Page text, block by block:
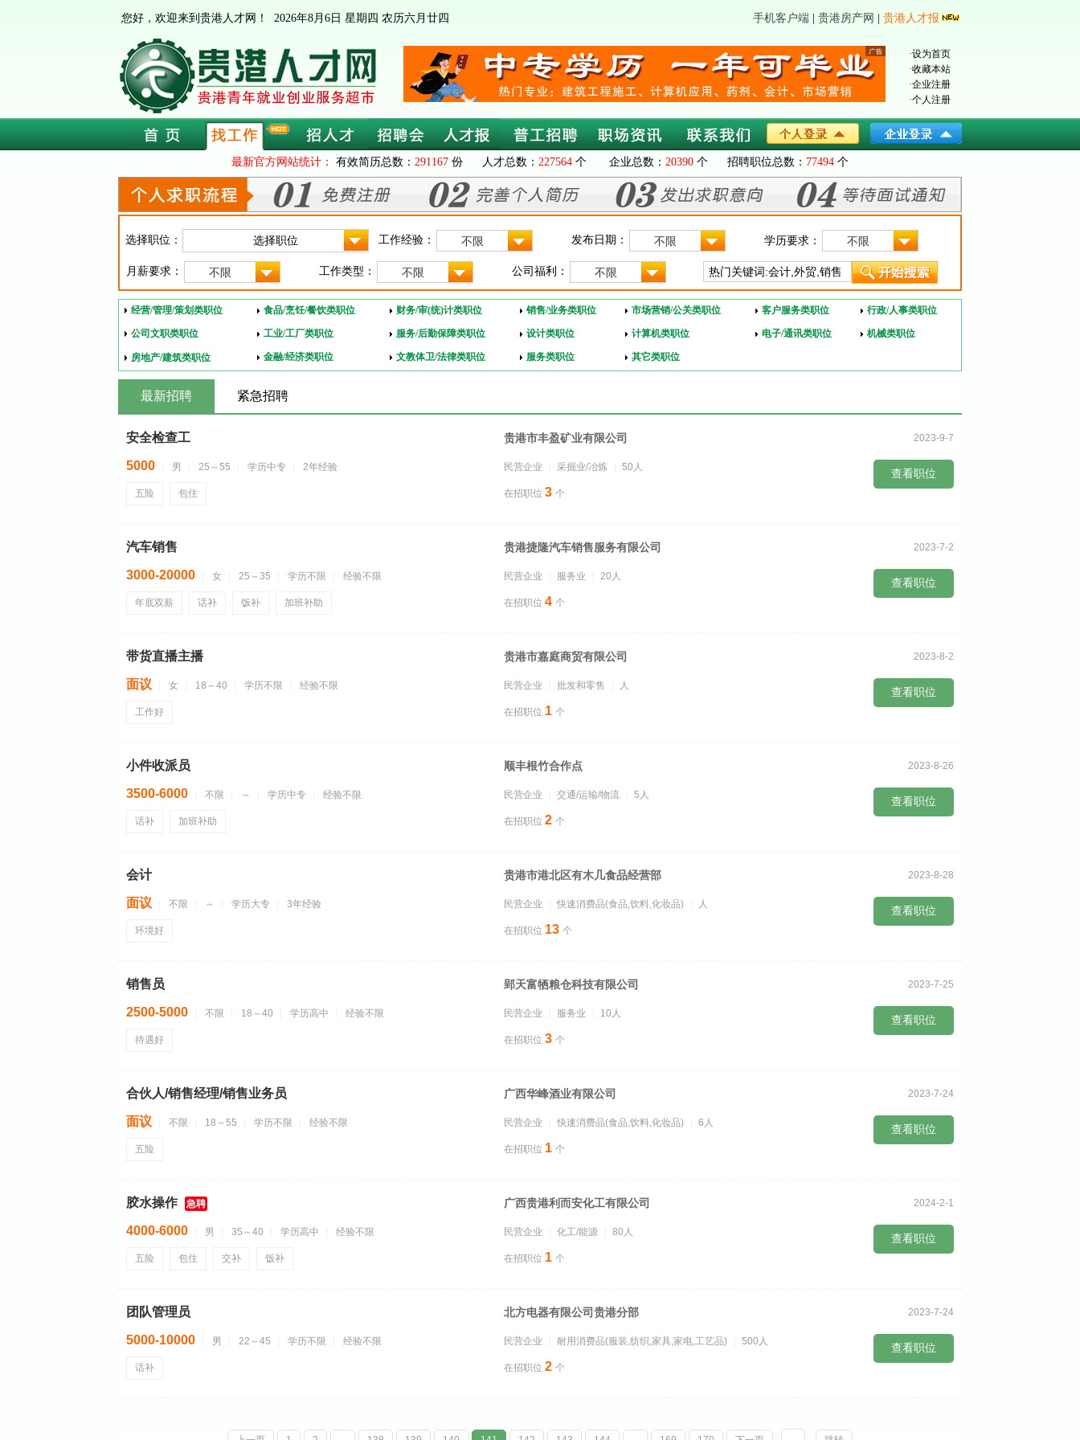
您好，欢迎来到贵港人才网！ 2026年8月6日 星期四 农历六月廿四 手机客户端 贵港房产网 贵港人才报
·设为首页
·收藏本站
·企业注册
·个人注册
最新官方网站统计： 有效简历总数： 291167 份 人才总数： 227564 个 企业总数： 20390 个 招聘职位总数： 77494 个
选择职位： 工作经验： 不限 发布日期： 不限 学历要求： 不限
月薪要求： 不限 工作类型： 不限 公司福利： 不限
经营/管理/策划类职位 食品/烹饪/餐饮类职位 财务/审(统)计类职位 销售/业务类职位 市场营销/公关类职位 客户服务类职位 行政/人事类职位
公司文职类职位 工业/工厂类职位 服务/后勤保障类职位 设计类职位 计算机类职位 电子/通讯类职位 机械类职位
房地产/建筑类职位 金融/经济类职位 文教体卫/法律类职位 服务类职位 其它类职位
最新招聘 紧急招聘
安全检查工
5000 男 25～55 学历中专 2年经验
五险 包住
贵港市丰盈矿业有限公司
民营企业 采掘业/冶炼 50人
在招职位 3 个
2023-9-7
查看职位
汽车销售
3000-20000 女 25～35 学历不限 经验不限
年底双薪 话补 饭补 加班补助
贵港捷隆汽车销售服务有限公司
民营企业 服务业 20人
在招职位 4 个
2023-7-2
查看职位
带货直播主播
面议 女 18～40 学历不限 经验不限
工作好
贵港市嘉庭商贸有限公司
民营企业 批发和零售 人
在招职位 1 个
2023-8-2
查看职位
小件收派员
3500-6000 不限 ～ 学历中专 经验不限
话补 加班补助
顺丰根竹合作点
民营企业 交通/运输/物流 5人
在招职位 2 个
2023-8-26
查看职位
会计
面议 不限 ～ 学历大专 3年经验
环境好
贵港市港北区有木几食品经营部
民营企业 快速消费品(食品,饮料,化妆品) 人
在招职位 13 个
2023-8-28
查看职位
销售员
2500-5000 不限 18～40 学历高中 经验不限
待遇好
郢天富牺粮仓科技有限公司
民营企业 服务业 10人
在招职位 3 个
2023-7-25
查看职位
合伙人/销售经理/销售业务员
面议 不限 18～55 学历不限 经验不限
五险
广西华峰酒业有限公司
民营企业 快速消费品(食品,饮料,化妆品) 6人
在招职位 1 个
2023-7-24
查看职位
胶水操作 急聘
4000-6000 男 35～40 学历高中 经验不限
五险 包住 交补 饭补
广西贵港利而安化工有限公司
民营企业 化工/能源 80人
在招职位 1 个
2024-2-1
查看职位
团队管理员
5000-10000 男 22～45 学历不限 经验不限
话补
北方电器有限公司贵港分部
民营企业 耐用消费品(服装,纺织,家具,家电,工艺品) 500人
在招职位 2 个
2023-7-24
查看职位